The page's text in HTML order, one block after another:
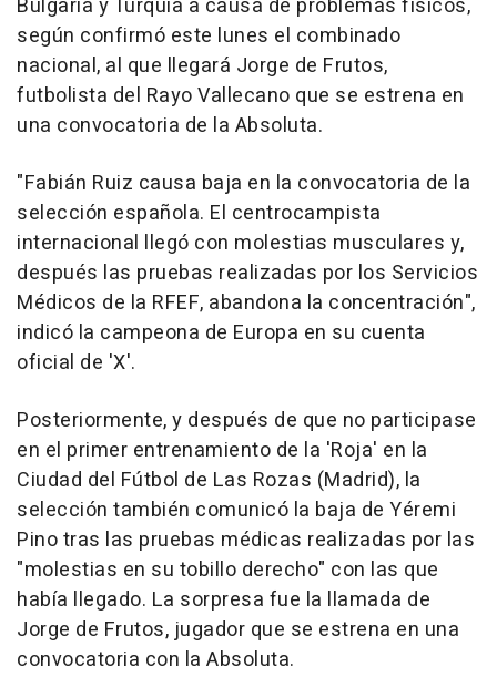
Bulgaria y Turquía a causa de problemas físicos,
según confirmó este lunes el combinado
nacional, al que llegará Jorge de Frutos,
futbolista del Rayo Vallecano que se estrena en
una convocatoria de la Absoluta.
"Fabián Ruiz causa baja en la convocatoria de la
selección española. El centrocampista
internacional llegó con molestias musculares y,
después las pruebas realizadas por los Servicios
Médicos de la RFEF, abandona la concentración",
indicó la campeona de Europa en su cuenta
oficial de 'X'.
Posteriormente, y después de que no participase
en el primer entrenamiento de la 'Roja' en la
Ciudad del Fútbol de Las Rozas (Madrid), la
selección también comunicó la baja de Yéremi
Pino tras las pruebas médicas realizadas por las
"molestias en su tobillo derecho" con las que
había llegado. La sorpresa fue la llamada de
Jorge de Frutos, jugador que se estrena en una
convocatoria con la Absoluta.